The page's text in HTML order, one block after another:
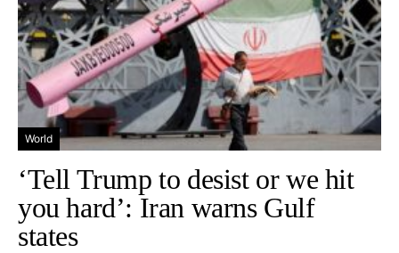
World
‘Tell Trump to desist or we hit
you hard’: Iran warns Gulf
states